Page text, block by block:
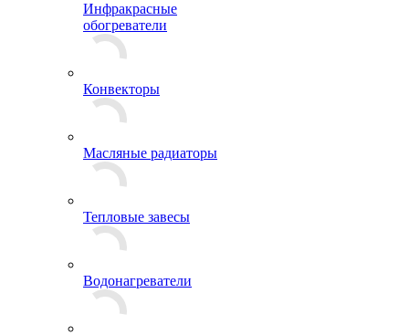
Инфракрасные
обогреватели
Конвекторы
Масляные радиаторы
Тепловые завесы
Водонагреватели